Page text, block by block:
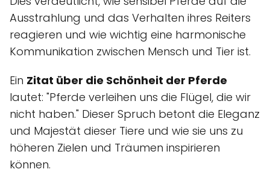
Ausstrahlung und das Verhalten ihres Reiters
reagieren und wie wichtig eine harmonische
Kommunikation zwischen Mensch und Tier ist.
Ein Zitat über die Schönheit der Pferde
lautet: "Pferde verleihen uns die Flügel, die wir
nicht haben." Dieser Spruch betont die Eleganz
und Majestät dieser Tiere und wie sie uns zu
höheren Zielen und Träumen inspirieren
können.